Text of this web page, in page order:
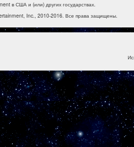
в США и (или) других государствах.
Inc., 2010-2016. Все права защищены.